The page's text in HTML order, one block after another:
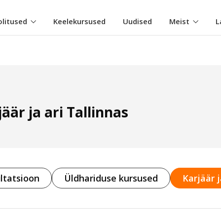
Keelekursused Uudised Meist
ja ari Tallinnas
Üldhariduse kursused Karjäär